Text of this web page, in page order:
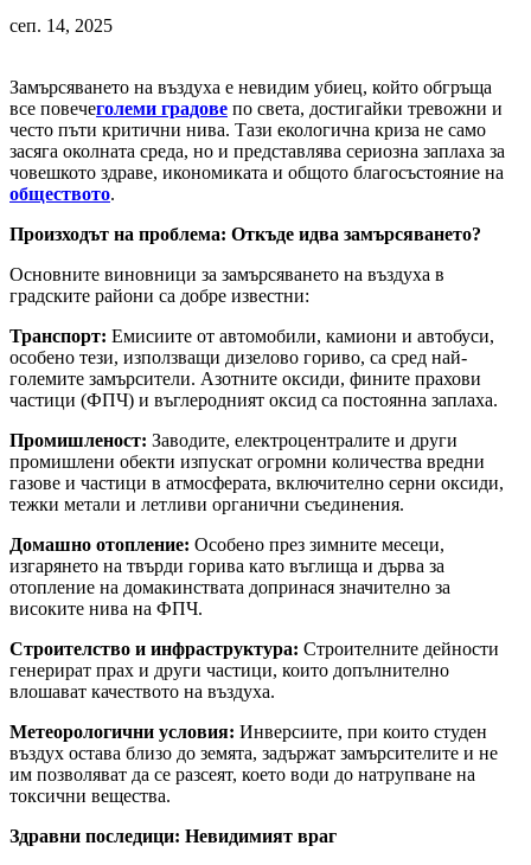
сеп. 14, 2025
Замърсяването на въздуха е невидим убиец, който обгръща
все повечеголеми градове по света, достигайки тревожни и
често пъти критични нива. Тази екологична криза не само
засяга околната среда, но и представлява сериозна заплаха за
човешкото здраве, икономиката и общото благосъстояние на
обществото.
Произходът на проблема: Откъде идва замърсяването?
Основните виновници за замърсяването на въздуха в
градските райони са добре известни:
Транспорт: Емисиите от автомобили, камиони и автобуси,
особено тези, използващи дизелово гориво, са сред най-
големите замърсители. Азотните оксиди, фините прахови
частици (ФПЧ) и въглеродният оксид са постоянна заплаха.
Промишленост: Заводите, електроцентралите и други
промишлени обекти изпускат огромни количества вредни
газове и частици в атмосферата, включително серни оксиди,
тежки метали и летливи органични съединения.
Домашно отопление: Особено през зимните месеци,
изгарянето на твърди горива като въглища и дърва за
отопление на домакинствата допринася значително за
високите нива на ФПЧ.
Строителство и инфраструктура: Строителните дейности
генерират прах и други частици, които допълнително
влошават качеството на въздуха.
Метеорологични условия: Инверсиите, при които студен
въздух остава близо до земята, задържат замърсителите и не
им позволяват да се разсеят, което води до натрупване на
токсични вещества.
Здравни последици: Невидимият враг